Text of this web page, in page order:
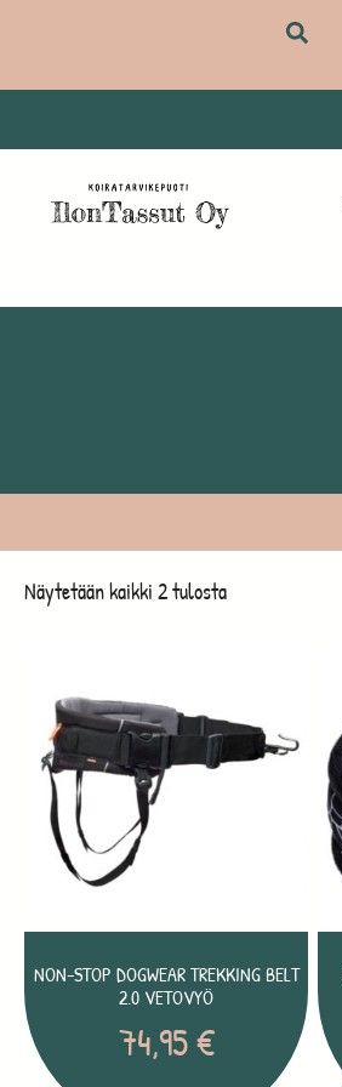
Näytetään kaikki 2 tulosta
NON-STOP DOGWEAR TREKKING BELT
2.0 VETOVYÖ
74,95€